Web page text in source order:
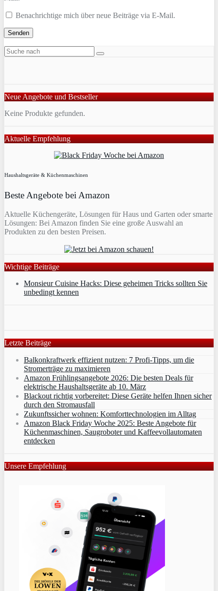
Benachrichtige mich über neue Beiträge via E-Mail.
Neue Angebote und Bestseller
Keine Produkte gefunden.
Aktuelle Empfehlung
Haushaltsgeräte & Küchenmaschinen
Beste Angebote bei Amazon
Aktuelle Küchengeräte, Lösungen für Haus und Garten oder smarte
Lösungen: Bei Amazon finden Sie eine große Auswahl an
Produkten zu den besten Preisen.
Wichtige Beiträge
Monsieur Cuisine Hacks: Diese geheimen Tricks sollten Sie
unbedingt kennen
Letzte Beiträge
Balkonkraftwerk effizient nutzen: 7 Profi-Tipps, um die
Stromerträge zu maximieren
Amazon Frühlingsangebote 2026: Die besten Deals für
elektrische Haushaltsgeräte ab 10. März
Blackout richtig vorbereitet: Diese Geräte helfen Ihnen sicher
durch den Stromausfall
Zukunftssicher wohnen: Komforttechnologien im Alltag
Amazon Black Friday Woche 2025: Beste Angebote für
Küchenmaschinen, Saugroboter und Kaffeevollautomaten
entdecken
Unsere Empfehlung